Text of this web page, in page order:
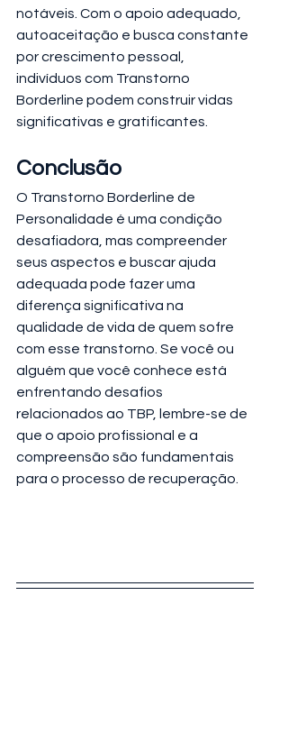
notáveis. Com o apoio adequado,
autoaceitação e busca constante
por crescimento pessoal,
indivíduos com Transtorno
Borderline podem construir vidas
significativas e gratificantes.
Conclusão
O Transtorno Borderline de
Personalidade é uma condição
desafiadora, mas compreender
seus aspectos e buscar ajuda
adequada pode fazer uma
diferença significativa na
qualidade de vida de quem sofre
com esse transtorno. Se você ou
alguém que você conhece está
enfrentando desafios
relacionados ao TBP, lembre-se de
que o apoio profissional e a
compreensão são fundamentais
para o processo de recuperação.